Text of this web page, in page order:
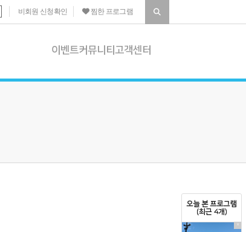
비회원 신청확인 찜한 프로그램
이벤트커뮤니티 고객센터
커뮤니티
오늘 본 프로그램
(최근 4개)
X